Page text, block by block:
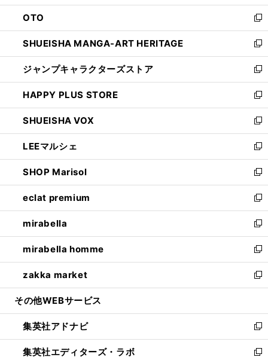
ウ
で
開
く
ン
ド
ウ
で
開
く
OTO
新
し
い
ウ
ィ
ン
ド
ウ
で
開
く
SHUEISHA MANGA-ART HERITAGE
新
し
い
ウ
ィ
ン
ド
ウ
で
開
く
ジャンプキャラクターズストア
新
し
い
ウ
ィ
ン
ド
ウ
で
開
く
HAPPY PLUS STORE
新
し
い
ウ
ィ
ン
ド
ウ
で
開
く
SHUEISHA VOX
新
し
い
ウ
ィ
ン
ド
ウ
で
開
く
LEEマルシェ
新
し
い
ウ
ィ
ン
ド
ウ
で
開
く
SHOP Marisol
新
し
い
ウ
ィ
ン
ド
ウ
で
開
eclat premium
新
し
い
ウ
ィ
ン
ド
ウ
開
く
mirabella
新
し
い
ウ
ィ
ン
ウ
で
開
く
mirabella homme
新
し
い
ウ
ン
ド
ウ
で
zakka market
新
し
ウ
ィ
ン
ド
その他WEBサービス
集英社アドナビ
新
し
い
集英社エディターズ・ラボ 新